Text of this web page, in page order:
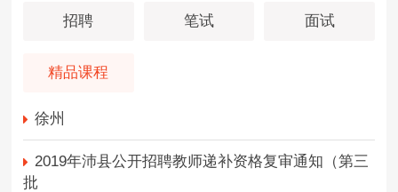
招聘 笔试 面试
精品课程
徐州
2019年沛县公开招聘教师递补资格复审通知（第三
批